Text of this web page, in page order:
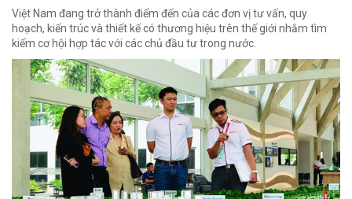
Việt Nam đang trở thành điểm đến của các đơn vị tư vấn, quy
hoạch, kiến trúc và thiết kế có thương hiệu trên thế giới nhằm tìm
kiếm cơ hội hợp tác với các chủ đầu tư trong nước.